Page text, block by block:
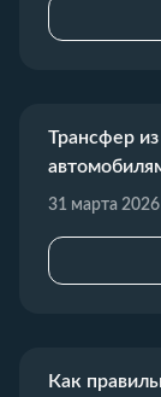
Трансфер
31 марта 2026
Как